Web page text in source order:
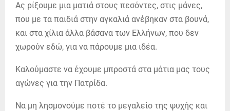
Ας ρίξουμε μια ματιά στους πεσόντες, στις μάνες,
που με τα παιδιά στην αγκαλιά ανέβηκαν στα βουνά,
και στα χίλια άλλα βάσανα των Ελλήνων, που δεν
χωρούν εδώ, για να πάρουμε μια ιδέα.
Καλούμαστε να έχουμε μπροστά στα μάτια μας τους
αγώνες για την Πατρίδα.
Να μη λησμονούμε ποτέ το μεγαλείο της ψυχής και